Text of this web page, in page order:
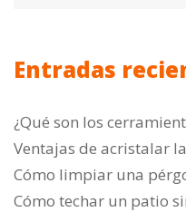
Entradas
¿Qué son los
Ventajas de acristalar
Cómo limpiar una
Cómo techar un patio